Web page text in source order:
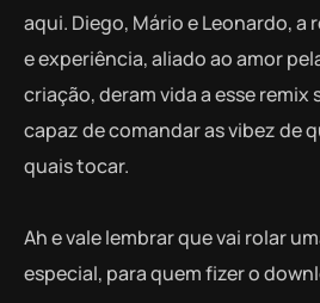
aqui. Diego, Mário e Leonardo,
e experiência, aliado ao amor
criação, deram vida a esse remix
capaz de comandar as vibez de
quais tocar.
Ah e vale lembrar que vai rolar
especial, para quem fizer o